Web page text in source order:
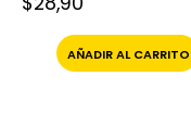
AÑADIR AL CARRITO